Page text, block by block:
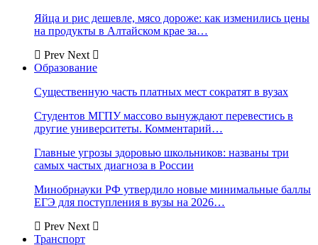
Яйца и рис дешевле, мясо дороже: как изменились цены
на продукты в Алтайском крае за…
Prev Next
Образование
Существенную часть платных мест сократят в вузах
Студентов МГПУ массово вынуждают перевестись в
другие университеты. Комментарий…
Главные угрозы здоровью школьников: названы три
самых частых диагноза в России
Минобрнауки РФ утвердило новые минимальные баллы
ЕГЭ для поступления в вузы на 2026…
Prev Next
Транспорт